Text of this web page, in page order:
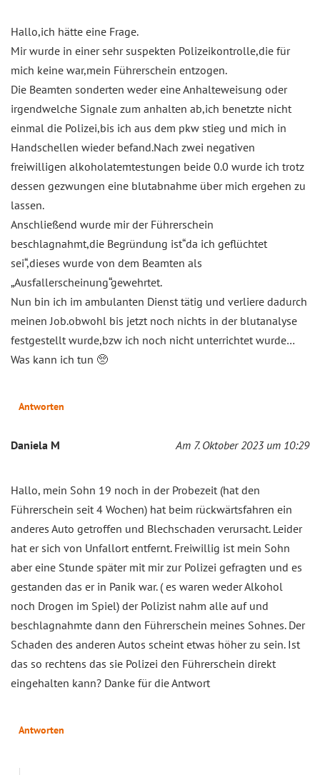
Hallo,ich hätte eine Frage.
Mir wurde in einer sehr suspekten Polizeikontrolle,die für
mich keine war,mein Führerschein entzogen.
Die Beamten sonderten weder eine Anhalteweisung oder
irgendwelche Signale zum anhalten ab,ich benetzte nicht
einmal die Polizei,bis ich aus dem pkw stieg und mich in
Handschellen wieder befand.Nach zwei negativen
freiwilligen alkoholatemtestungen beide 0.0 wurde ich trotz
dessen gezwungen eine blutabnahme über mich ergehen zu
lassen.
Anschließend wurde mir der Führerschein
beschlagnahmt,die Begründung ist“da ich geflüchtet
sei“,dieses wurde von dem Beamten als
„Ausfallerscheinung“gewehrtet.
Nun bin ich im ambulanten Dienst tätig und verliere dadurch
meinen Job.obwohl bis jetzt noch nichts in der blutanalyse
festgestellt wurde,bzw ich noch nicht unterrichtet wurde…
Was kann ich tun 🥺
Antworten
Daniela M Am 7. Oktober 2023 um 10:29
Hallo, mein Sohn 19 noch in der Probezeit (hat den
Führerschein seit 4 Wochen) hat beim rückwärtsfahren ein
anderes Auto getroffen und Blechschaden verursacht. Leider
hat er sich von Unfallort entfernt. Freiwillig ist mein Sohn
aber eine Stunde später mit mir zur Polizei gefragten und es
gestanden das er in Panik war. ( es waren weder Alkohol
noch Drogen im Spiel) der Polizist nahm alle auf und
beschlagnahmte dann den Führerschein meines Sohnes. Der
Schaden des anderen Autos scheint etwas höher zu sein. Ist
das so rechtens das sie Polizei den Führerschein direkt
eingehalten kann? Danke für die Antwort
Antworten